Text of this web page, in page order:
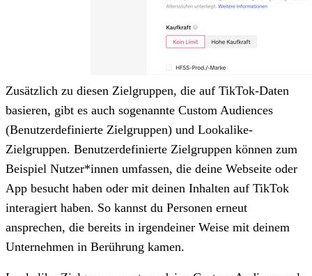
Zusätzlich zu diesen Zielgruppen, die auf TikTok-Daten
basieren, gibt es auch sogenannte Custom Audiences
(Benutzerdefinierte Zielgruppen) und Lookalike-
Zielgruppen. Benutzerdefinierte Zielgruppen können zum
Beispiel Nutzer*innen umfassen, die deine Webseite oder
App besucht haben oder mit deinen Inhalten auf TikTok
interagiert haben. So kannst du Personen erneut
ansprechen, die bereits in irgendeiner Weise mit deinem
Unternehmen in Berührung kamen.